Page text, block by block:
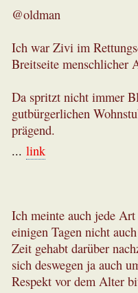
@oldman
Ich war Zivi im
Breitseite menschlicher
Da spritzt nicht immer
gutbürgerlichen
prägend.
... link
Ich meinte auch jede
einigen Tagen nicht
Zeit gehabt darüber
sich deswegen ja auch
Respekt vor dem Alter